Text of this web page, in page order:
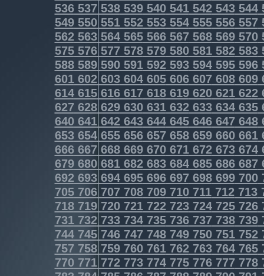
536537538539540541542543544
549550551552553554555556557
562563564565566567568569570
575576577578579580581582583
588589590591592593594595596
601602603604605606607608609
614615616617618619620621622
627628629630631632633634635
640641642643644645646647648
653654655656657658659660661
666667668669670671672673674
679680681682683684685686687
692693694695696697698699700
705706707708709710711712713
718719720721722723724725726
731732733734735736737738739
744745746747748749750751752
757 758759760761762763764765
770 771772773774775776777778